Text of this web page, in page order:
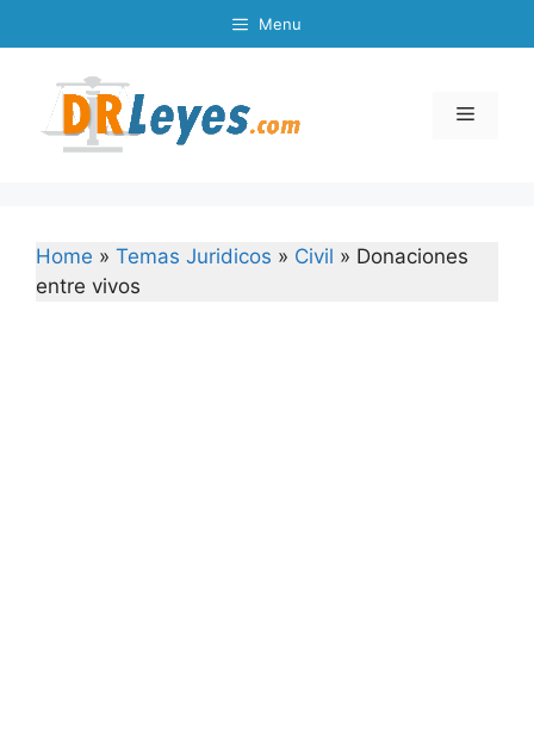
to
Menu
Menu
Home » Temas Juridicos » Civil » Donaciones
entre vivos